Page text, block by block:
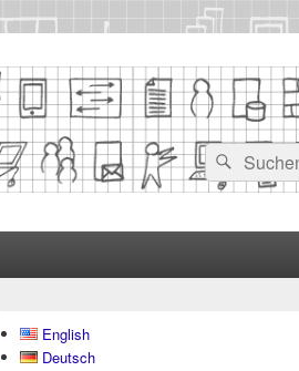
Suchen
nach:
Suchen
Seitenleisten-
Widgetbereich
English
Deutsch